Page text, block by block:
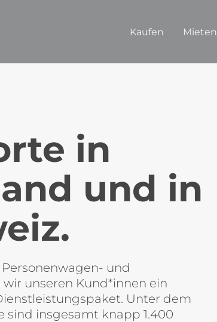
Kaufen Mieten
in
und in
und
unseren Kund*innen ein
Unter dem
sind insgesamt knapp 1.400